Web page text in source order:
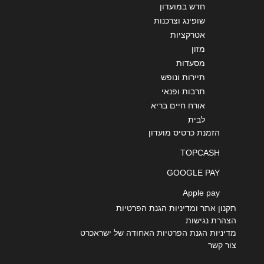
חדש במועדון
שופינג וצרכנות
אטרקציות
מזון
מסעדות
תיירות ונופש
תרבות ופנאי
אורח חיים בריא
לבית
הזמנת כרטיס מועדון
TOPCASH
GOOGLE PAY
Apple pay
תקנון אתר ומדיניות הגנת הפרטיות
הצהרת נגישות
מדיניות הגנת הפרטיות האחודה של ישראכרט
צור קשר